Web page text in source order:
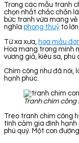
Trong các mẫu tranh
chọn nhất chắc chắn
bức tranh vừa mang
nghĩa phong thuỷ to lớn.
Từ xa xưa, hoa mẫu
Hoa mang trong mình
vương giả, kiêu sa, phú
Chim công như đã nói,
hạnh phúc.
Tranh chim
Treo tranh chim công
tình cảm gia đình hạnh
phú quý. Một con